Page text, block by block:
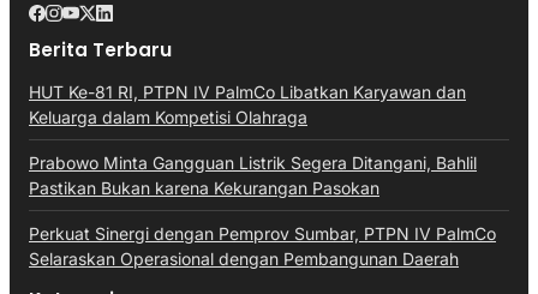
Berita Terbaru
HUT Ke-81 RI, PTPN IV PalmCo Libatkan Karyawan dan
Keluarga dalam Kompetisi Olahraga
Prabowo Minta Gangguan Listrik Segera Ditangani, Bahlil
Pastikan Bukan karena Kekurangan Pasokan
Perkuat Sinergi dengan Pemprov Sumbar, PTPN IV PalmCo
Selaraskan Operasional dengan Pembangunan Daerah